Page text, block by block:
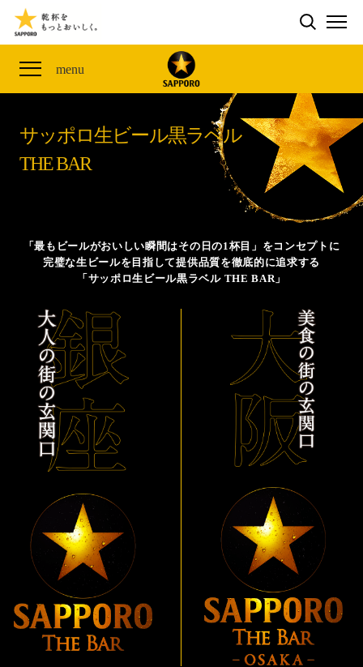
検索する
menu
THE PERFECT 黒ラベル WAGON 出展FES
ザ・パーフェクト黒ラベル アワード
「満天☆青空レストラン」コラボキャンペーン
山本由伸選手応援プロジェクト「GET A STAR
YOSHINOBU」
黒ラベル×『エヴァンゲリオン』30th Anniv.
サッポロ生ビール黒ラベル 『THE STAR JAM』
「丸くなるな、☆星になれ。」限定デザイン缶数量限
定発売
サッポロ生ビール黒ラベル THE SHOP
CLUB 黒ラベル
サッポロ生ビール黒ラベル
オカズデザインが提案する
ザ・パーフェクト黒ラベル
サッポロ生ビール黒ラベル THE BAR
ザ・パーフェクト黒ラベルが飲めるお店
CLUB 黒ラベル
サッポロ生ビール黒ラベル
THE BAR
「最もビールがおいしい瞬間はその日の1杯目」をコンセプトに
完璧な生ビールを目指して提供品質を徹底的に追求する
「サッポロ生ビール黒ラベル THE BAR」